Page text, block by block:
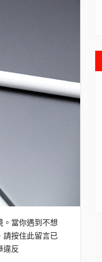
。當你遇到不想
請按住此留言已
違反